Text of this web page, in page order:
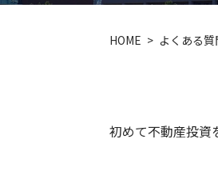
HOME よくある質
初めて不動産投資